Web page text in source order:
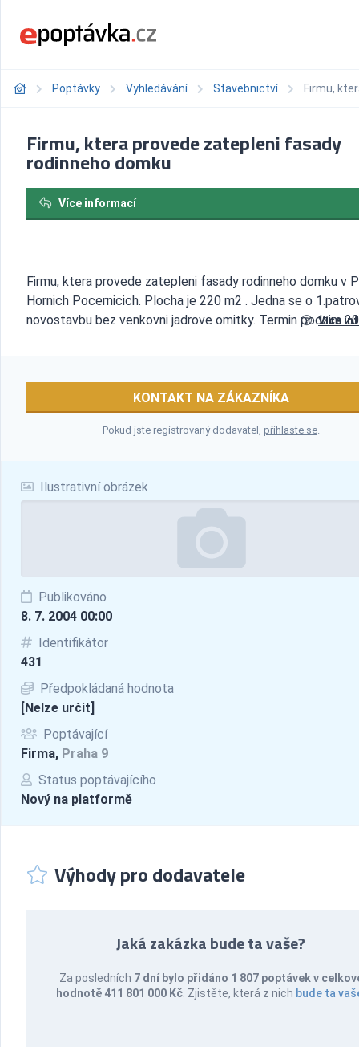
Poptávky Vyhledávání Stavebnictví Firmu,
Ilustrativní obrázek
Publikováno
8. 7. 2004 00:00
Identifikátor
431
Předpokládaná hodnota
[Nelze určit]
Poptávající
Firma, Praha 9
Status poptávajícího
Nový na platformě
Firmu, ktera provede zatepleni fasady
rodinneho domku
Více informací
Firmu, ktera provede zatepleni fasady rodinneho domku v
Hornich Pocernicich. Plocha je 220 m2 . Jedna se o
novostavbu bez venkovni jadrove omitky. Termin podzim
Více
KONTAKT NA ZÁKAZNÍKA
Pokud jste registrovaný dodavatel, přihlaste se.
Výhody pro dodavatele
Jaká zakázka bude ta vaše?
Za posledních 7 dní bylo přidáno 1 807 poptávek v
hodnotě 411 801 000 Kč . Zjistěte, která z nich bude ta